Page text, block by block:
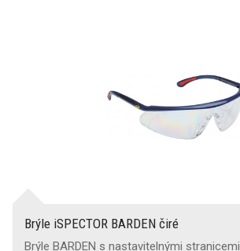
Brýle iSPECTOR BARDEN čiré
Brýle BARDEN s nastavitelnými stranicemi